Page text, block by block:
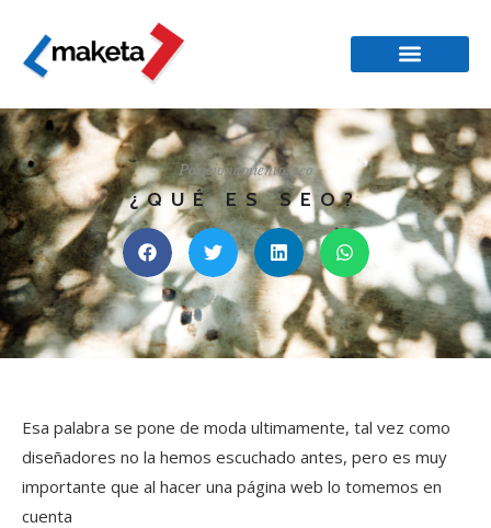
Posicionamiento, seo
¿QUÉ ES SEO?
Esa palabra se pone de moda ultimamente, tal vez como
diseñadores no la hemos escuchado antes, pero es muy
importante que al hacer una página web lo tomemos en
cuenta